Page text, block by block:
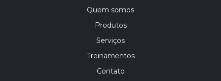
Quem somos
Produtos
Serviços
Treinamentos
Contato